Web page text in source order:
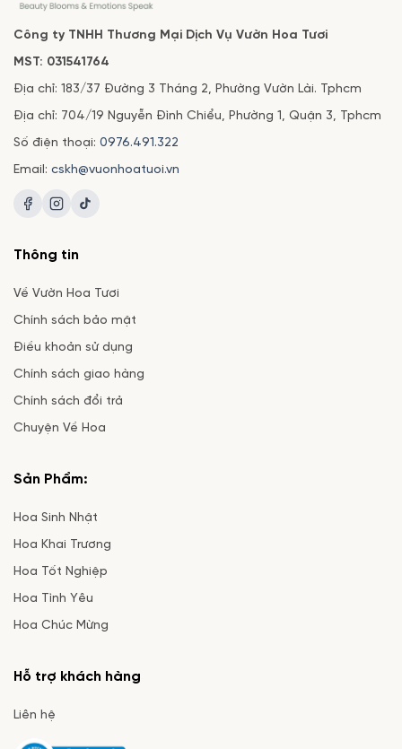
Công ty TNHH Thương Mại Dịch Vụ Vườn Hoa Tươi
MST: 031541764
Địa chỉ: 183/37 Đường 3 Tháng 2, Phường Vườn Lài. Tphcm
Địa chỉ: 704/19 Nguyễn Đình Chiểu, Phường 1, Quận 3, Tphcm
Số điện thoại: 0976.491.322
Email: cskh@vuonhoatuoi.vn
Thông tin
Về Vườn Hoa Tươi
Chính sách bảo mật
Điều khoản sử dụng
Chính sách giao hàng
Chính sách đổi trả
Chuyện Về Hoa
Sản Phẩm:
Hoa Sinh Nhật
Hoa Khai Trương
Hoa Tốt Nghiệp
Hoa Tình Yêu
Hoa Chúc Mừng
Hỗ trợ khách hàng
Liên hệ